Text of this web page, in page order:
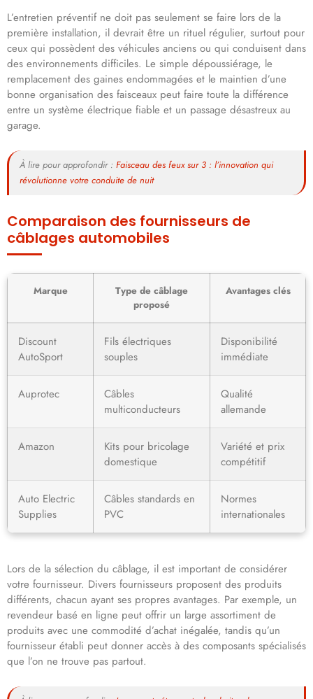
L’entretien préventif ne doit pas seulement se faire lors de la
première installation, il devrait être un rituel régulier, surtout pour
ceux qui possèdent des véhicules anciens ou qui conduisent dans
des environnements difficiles. Le simple dépoussiérage, le
remplacement des gaines endommagées et le maintien d’une
bonne organisation des faisceaux peut faire toute la différence
entre un système électrique fiable et un passage désastreux au
garage.
À lire pour approfondir : Faisceau des feux sur 3 : l’innovation qui
révolutionne votre conduite de nuit
Comparaison des fournisseurs de
câblages automobiles
Marque
Type de câblage
proposé
Avantages clés
Discount
AutoSport
Fils électriques
souples
Disponibilité
immédiate
Auprotec
Câbles
multiconducteurs
Qualité
allemande
Amazon
Kits pour bricolage
domestique
Variété et prix
compétitif
Auto Electric
Supplies
Câbles standards en
PVC
Normes
internationales
Lors de la sélection du câblage, il est important de considérer
votre fournisseur. Divers fournisseurs proposent des produits
différents, chacun ayant ses propres avantages. Par exemple, un
revendeur basé en ligne peut offrir un large assortiment de
produits avec une commodité d’achat inégalée, tandis qu’un
fournisseur établi peut donner accès à des composants spécialisés
que l’on ne trouve pas partout.